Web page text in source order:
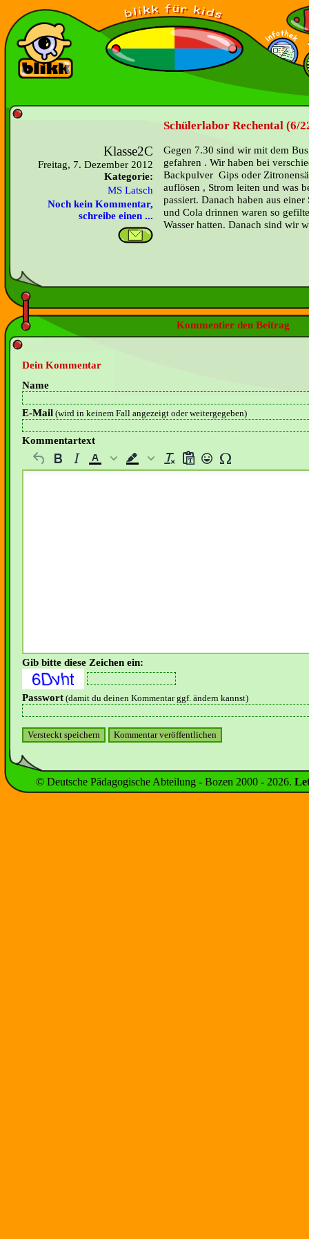
Schülerlabor Rechental (6/
Klasse2C
Freitag, 7. Dezember 2012
Kategorie:
MS Latsch
Noch kein Kommentar,
schreibe einen ...
Gegen 7.30 sind wir mit dem
gefahren . Wir haben bei
Backpulver Gips oder
auflösen , Strom leiten und was
passiert. Danach haben aus
und Cola drinnen waren so
Wasser hatten. Danach sind wir
Kommentier den Beitrag
Dein Kommentar
Name
E-Mail (wird in keinem Fall angezeigt oder weitergegeben)
Kommentartext
Gib bitte diese Zeichen ein:
Passwort (damit du deinen Kommentar ggf. ändern kannst)
© Deutsche Pädagogische Abteilung - Bozen 2000 - 2026.